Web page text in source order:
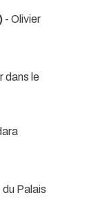
- Olivier
dans le
Palais